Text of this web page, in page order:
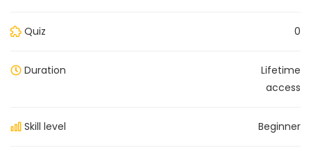
Quiz 0
Duration
Lifetime
access
Skill level Beginner